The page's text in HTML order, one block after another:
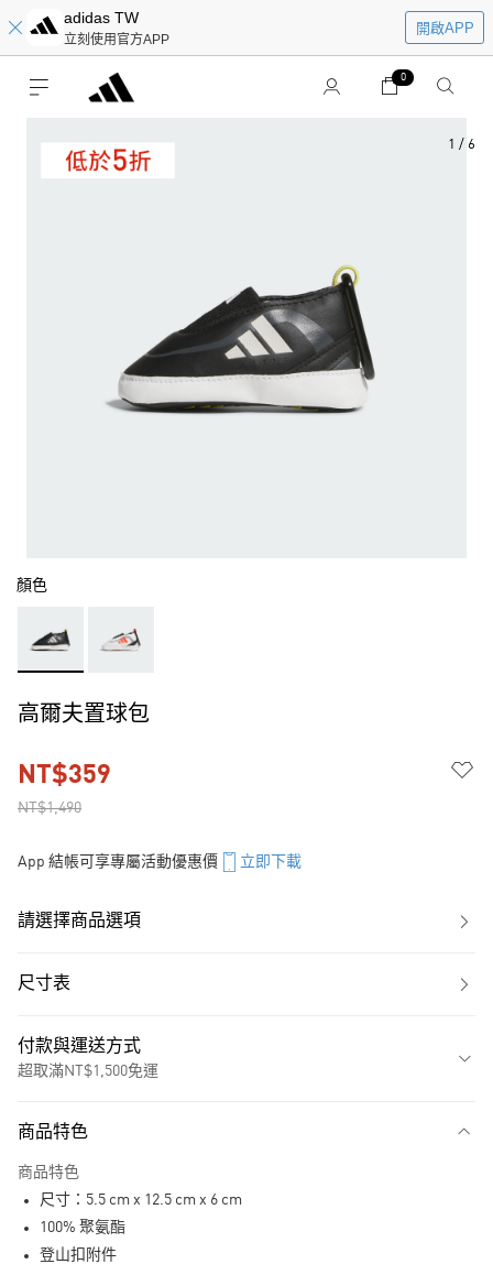
adidas TW
立刻使用官方APP
開啟APP
0
1 / 6
顏色
高爾夫置球包
NT$1,490
NT$359
App 結帳可享專屬活動優惠價 立即下載
請選擇商品選項
尺寸表
付款與運送方式
超取滿NT$1,500免運
LINE Pay
商品特色
商品特色
尺寸：5.5 cm x 12.5 cm x 6 cm
100% 聚氨酯
登山扣附件